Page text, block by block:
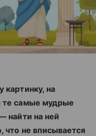
картинку, на
те самые мудрые
найти на ней
не вписывается